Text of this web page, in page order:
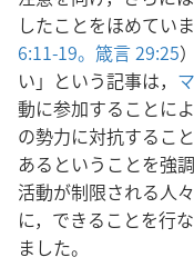
したことをほめてい
6:11-19。 箴言 29:25
い」という記事は，
動に参加することに
の勢力に対抗するこ
あるということを強
活動が制限される人
に，できることを行
ました。